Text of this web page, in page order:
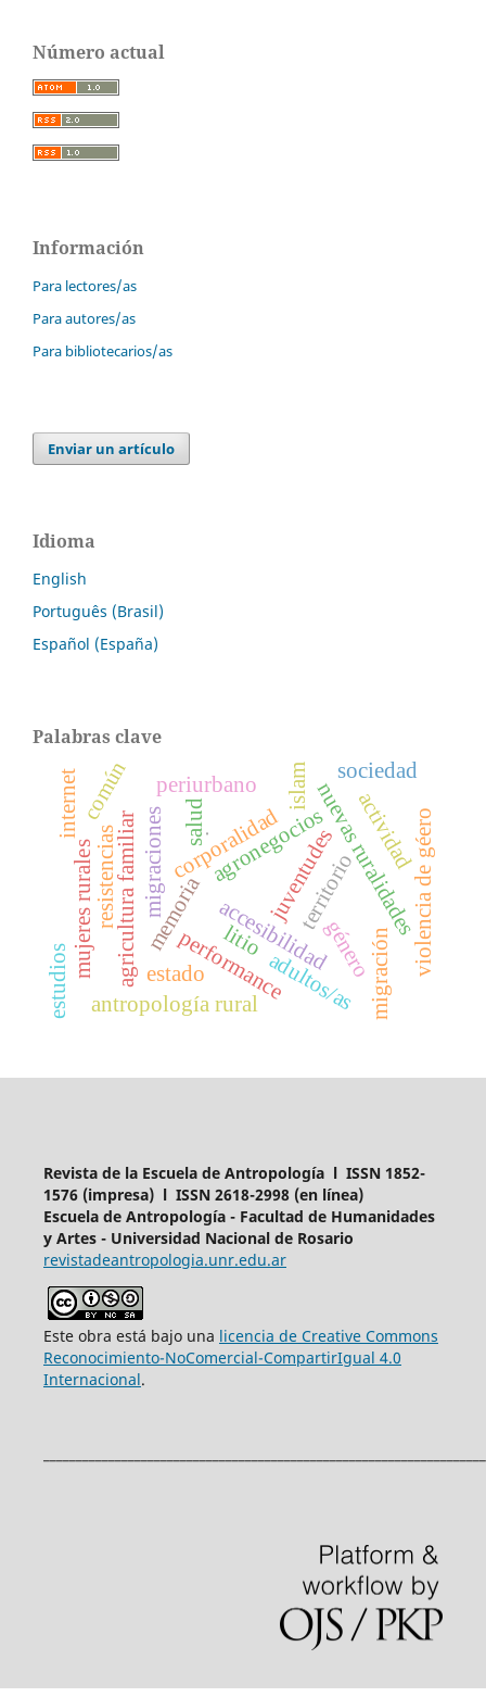
Número actual
Información
Para lectores/as
Para autores/as
Para bibliotecarios/as
Enviar un artículo
Idioma
English
Português (Brasil)
Español (España)
Palabras clave
memoria
corporalidad
performance
migraciones juventudesnuevas ruralidades
territorio
salud
accesibilidadgéneromigración
antropología rural
agronegocios
periurbano
agricultura familiar
resistencias
litio violencia de géero
mujeres rurales
común actividad
sociedad
.
internet
estado
islam
estudios adultos/as
Revista de la Escuela de Antropología l ISSN 1852-
1576 (impresa) l ISSN 2618-2998 (en línea)
Escuela de Antropología - Facultad de Humanidades
y Artes - Universidad Nacional de Rosario
revistadeantropologia.unr.edu.ar
Este obra está bajo una licencia de Creative Commons
Reconocimiento-NoComercial-CompartirIgual 4.0
Internacional.